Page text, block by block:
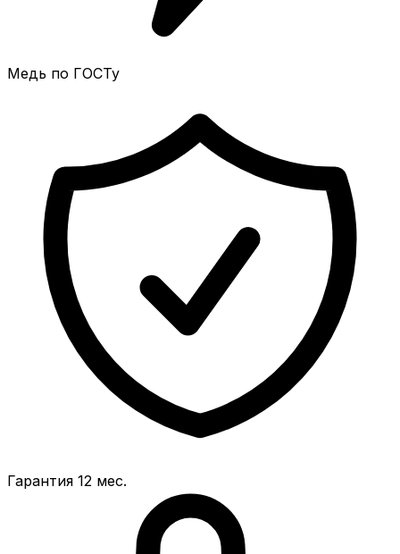
Медь по ГОСТу
Гарантия 12 мес.